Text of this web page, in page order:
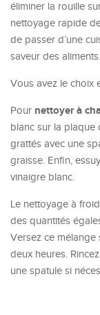
éliminer la rouille
nettoyage rapide
de passer d’une
saveur des aliments.
Vous avez le choix
Pour nettoyer à
blanc sur la plaque
grattés avec une
graisse. Enfin,
vinaigre blanc.
Le nettoyage à
des quantités
Versez ce mélange
deux heures.
une spatule si